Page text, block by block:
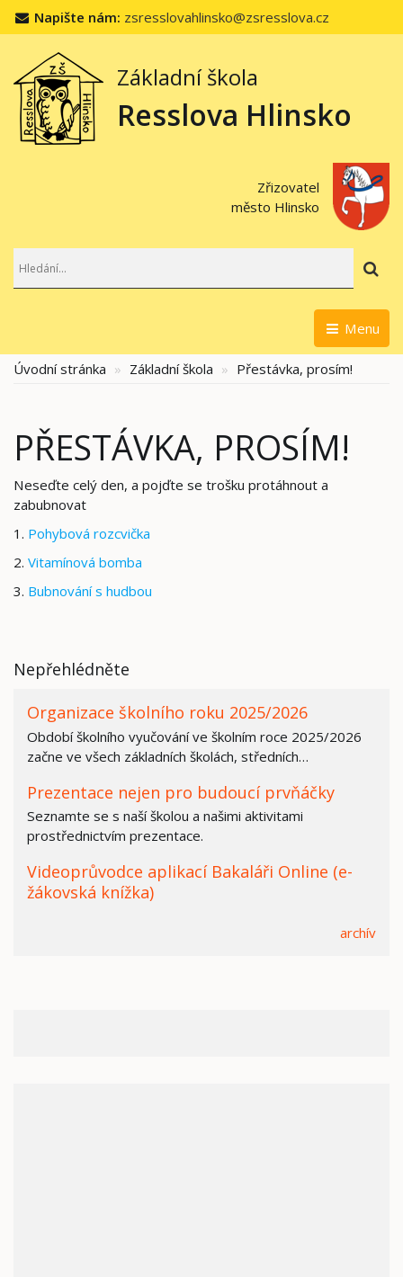
Napište nám: zsresslovahlinsko@zsresslova.cz
Základní škola
Resslova Hlinsko
Zřizovatel
město Hlinsko
Menu
Úvodní stránka Základní škola Přestávka, prosím!
PŘESTÁVKA, PROSÍM!
Neseďte celý den, a pojďte se trošku protáhnout a
zabubnovat
1. Pohybová rozcvička
2. Vitamínová bomba
3. Bubnování s hudbou
Nepřehlédněte
Organizace školního roku 2025/2026
Období školního vyučování ve školním roce 2025/2026
začne ve všech základních školách, středních…
Prezentace nejen pro budoucí prvňáčky
Seznamte se s naší školou a našimi aktivitami
prostřednictvím prezentace.
Videoprůvodce aplikací Bakaláři Online (e-
žákovská knížka)
archív